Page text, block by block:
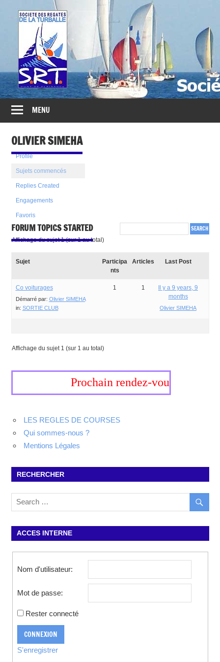
Société
des
Régates
Turballaises
MENU
OLIVIER SIMEHA
Profile
Sujets commencés
Replies Created
Engagements
Favoris
FORUM TOPICS STARTED
Affichage du sujet 1 (sur 1 au total)
Sujet
Participa
nts
Articles Last Post
Co voiturages
Démarré par: Olivier SIMEHA
in: SORTIE CLUB
1 1
Il y a 9 years, 9
months
Olivier SIMEHA
Affichage du sujet 1 (sur 1 au total)
Prochain rendez-vous, 19-20
LES REGLES DE COURSES
Qui sommes-nous ?
Mentions Légales
RECHERCHER
ACCES INTERNE
Nom d'utilisateur:
Mot de passe:
Rester connecté
CONNEXION
S'enregistrer